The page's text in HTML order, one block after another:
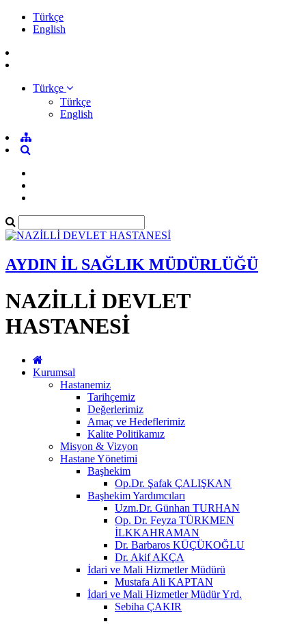
Türkçe
English
Türkçe
Türkçe
English
AYDIN İL SAĞLIK MÜDÜRLÜĞÜ
NAZİLLİ DEVLET
HASTANESİ
Kurumsal
Hastanemiz
Tarihçemiz
Değerlerimiz
Amaç ve Hedeflerimiz
Kalite Politikamız
Misyon & Vizyon
Hastane Yönetimi
Başhekim
Op.Dr. Şafak ÇALIŞKAN
Başhekim Yardımcıları
Uzm.Dr. Günhan TURHAN
Op. Dr. Feyza TÜRKMEN
İLKKAHRAMAN
Dr. Barbaros KÜÇÜKOĞLU
Dr. Akif AKÇA
İdari ve Mali Hizmetler Müdürü
Mustafa Ali KAPTAN
İdari ve Mali Hizmetler Müdür Yrd.
Sebiha ÇAKIR